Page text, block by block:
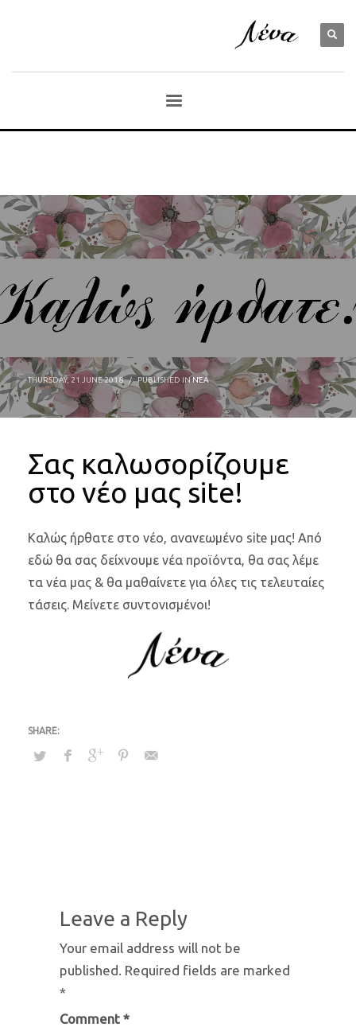
THURSDAY, 21 JUNE 2018 / PUBLISHED INΝΈΑ
Σας καλωσορίζουμε
στο νέο μας site!
Καλώς ήρθατε στο νέο, ανανεωμένο site μας! Από
εδώ θα σας δείχνουμε νέα προϊόντα, θα σας λέμε
τα νέα μας & θα μαθαίνετε για όλες τις τελευταίες
τάσεις. Μείνετε συντονισμένοι!
Leave a Reply
Your email address will not be
published. Required fields are marked
*
Comment *